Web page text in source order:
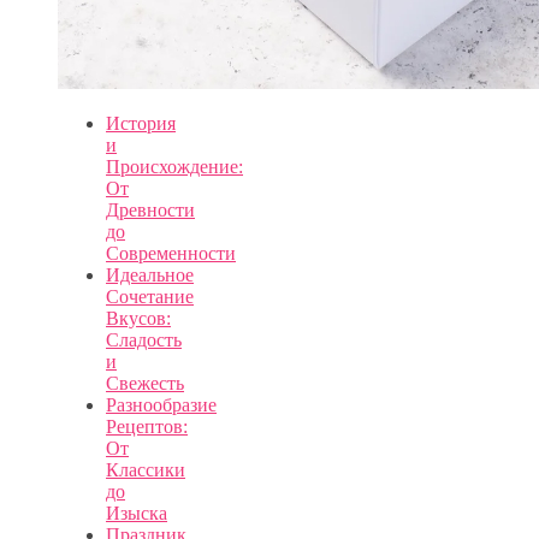
История
и
Происхождение:
От
Древности
до
Современности
Идеальное
Сочетание
Вкусов:
Сладость
и
Свежесть
Разнообразие
Рецептов:
От
Классики
до
Изыска
Праздник